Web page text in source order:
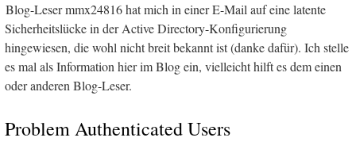
Blog-Leser mmx24816 hat mich in einer E-Mail auf eine latente
Sicherheitslücke in der Active Directory-Konfigurierung
hingewiesen, die wohl nicht breit bekannt ist (danke dafür). Ich stelle
es mal als Information hier im Blog ein, vielleicht hilft es dem einen
oder anderen Blog-Leser.
Problem Authenticated Users